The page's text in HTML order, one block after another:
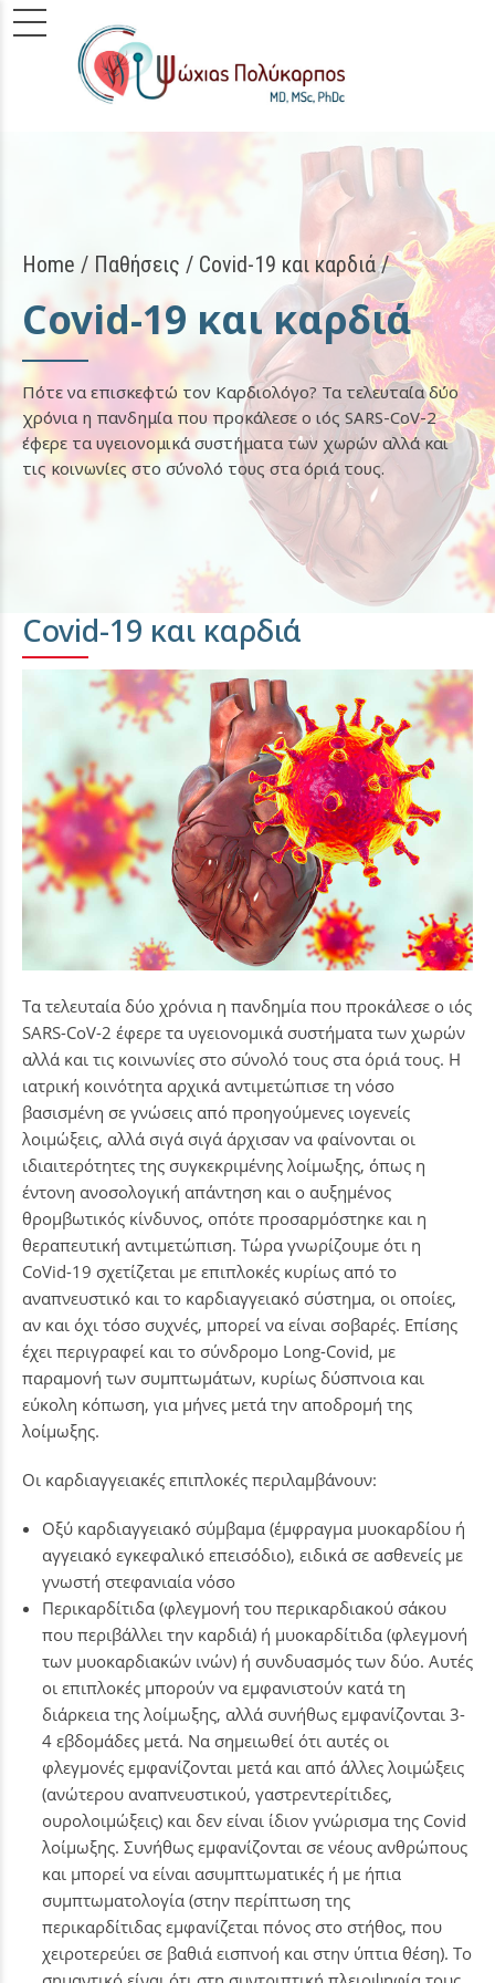
Home Παθήσεις / Covid-19 και καρδιά /
Covid-19 και καρδιά
Πότε να επισκεφτώ τον Καρδιολόγο? Τα τελευταία δύο
χρόνια η πανδημία που προκάλεσε ο ιός SARS-CoV-2
έφερε τα υγειονομικά συστήματα των χωρών αλλά και
τις κοινωνίες στο σύνολό τους στα όριά τους.
Covid-19 και καρδιά
Τα τελευταία δύο χρόνια η πανδημία που προκάλεσε ο ιός
SARS-CoV-2 έφερε τα υγειονομικά συστήματα των χωρών
αλλά και τις κοινωνίες στο σύνολό τους στα όριά τους. Η
ιατρική κοινότητα αρχικά αντιμετώπισε τη νόσο
βασισμένη σε γνώσεις από προηγούμενες ιογενείς
λοιμώξεις, αλλά σιγά σιγά άρχισαν να φαίνονται οι
ιδιαιτερότητες της συγκεκριμένης λοίμωξης, όπως η
έντονη ανοσολογική απάντηση και ο αυξημένος
θρομβωτικός κίνδυνος, οπότε προσαρμόστηκε και η
θεραπευτική αντιμετώπιση. Τώρα γνωρίζουμε ότι η
CoVid-19 σχετίζεται με επιπλοκές κυρίως από το
αναπνευστικό και το καρδιαγγειακό σύστημα, οι οποίες,
αν και όχι τόσο συχνές, μπορεί να είναι σοβαρές. Επίσης
έχει περιγραφεί και το σύνδρομο Long-Covid, με
παραμονή των συμπτωμάτων, κυρίως δύσπνοια και
εύκολη κόπωση, για μήνες μετά την αποδρομή της
λοίμωξης.
Οι καρδιαγγειακές επιπλοκές περιλαμβάνουν:
Οξύ καρδιαγγειακό σύμβαμα (έμφραγμα μυοκαρδίου ή
αγγειακό εγκεφαλικό επεισόδιο), ειδικά σε ασθενείς με
γνωστή στεφανιαία νόσο
Περικαρδίτιδα (φλεγμονή του περικαρδιακού σάκου
που περιβάλλει την καρδιά) ή μυοκαρδίτιδα (φλεγμονή
των μυοκαρδιακών ινών) ή συνδυασμός των δύο. Αυτές
οι επιπλοκές μπορούν να εμφανιστούν κατά τη
διάρκεια της λοίμωξης, αλλά συνήθως εμφανίζονται 3-
4 εβδομάδες μετά. Να σημειωθεί ότι αυτές οι
φλεγμονές εμφανίζονται μετά και από άλλες λοιμώξεις
(ανώτερου αναπνευστικού, γαστρεντερίτιδες,
ουρολοιμώξεις) και δεν είναι ίδιον γνώρισμα της Covid
λοίμωξης. Συνήθως εμφανίζονται σε νέους ανθρώπους
και μπορεί να είναι ασυμπτωματικές ή με ήπια
συμπτωματολογία (στην περίπτωση της
περικαρδίτιδας εμφανίζεται πόνος στο στήθος, που
χειροτερεύει σε βαθιά εισπνοή και στην ύπτια θέση). Το